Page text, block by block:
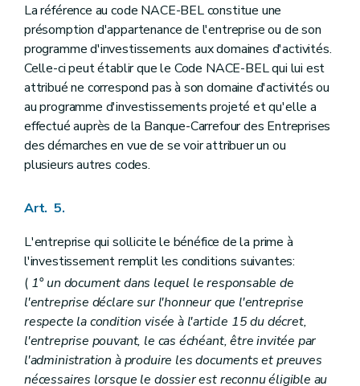
La référence au code NACE-BEL constitue une
présomption d'appartenance de l'entreprise ou de son
programme d'investissements aux domaines d'activités.
Celle-ci peut établir que le Code NACE-BEL qui lui est
attribué ne correspond pas à son domaine d'activités ou
au programme d'investissements projeté et qu'elle a
effectué auprès de la Banque-Carrefour des Entreprises
des démarches en vue de se voir attribuer un ou
plusieurs autres codes.
Art. 5.
L'entreprise qui sollicite le bénéfice de la prime à
l'investissement remplit les conditions suivantes:
( 1° un document dans lequel le responsable de
l'entreprise déclare sur l'honneur que l'entreprise
respecte la condition visée à l'article 15 du décret,
l'entreprise pouvant, le cas échéant, être invitée par
l'administration à produire les documents et preuves
nécessaires lorsque le dossier est reconnu éligible au